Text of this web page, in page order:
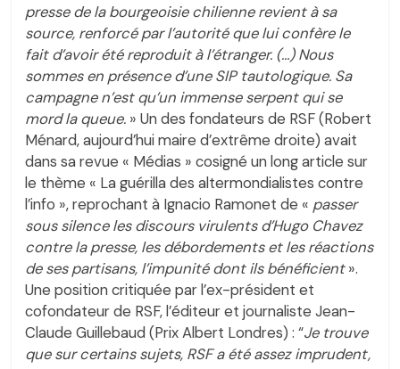
presse de la bourgeoisie chilienne revient à sa
source, renforcé par l’autorité que lui confère le
fait d’avoir été reproduit à l’étranger. (…) Nous
sommes en présence d’une SIP tautologique. Sa
campagne n’est qu’un immense serpent qui se
mord la queue. » Un des fondateurs de RSF (Robert
Ménard, aujourd’hui maire d’extrême droite) avait
dans sa revue « Médias » cosigné un long article sur
le thème « La guérilla des altermondialistes contre
l’info », reprochant à Ignacio Ramonet de « passer
sous silence les discours virulents d’Hugo Chavez
contre la presse, les débordements et les réactions
de ses partisans, l’impunité dont ils bénéficient».
Une position critiquée par l’ex-président et
cofondateur de RSF, l’éditeur et journaliste Jean-
Claude Guillebaud (Prix Albert Londres) : “Je trouve
que sur certains sujets, RSF a été assez imprudent,